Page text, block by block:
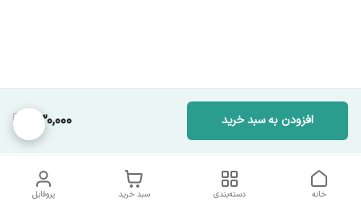
430,000 افزودن به سبد خرید
پروفایل سبد خرید دسته‌بندی خانه